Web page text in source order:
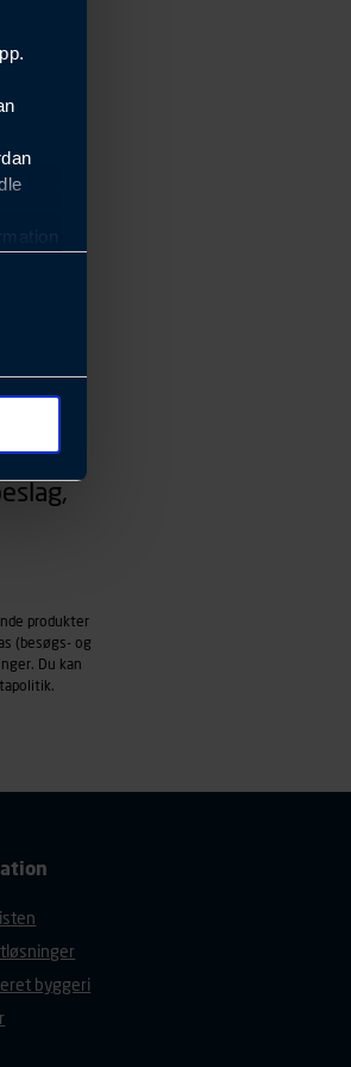
at
den
derprodukter
(besøgs- og
Du kan
.
byggeri